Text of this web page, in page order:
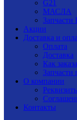
G21
МАСЛА
Акции
Доставка и
Оплата
Доставка
Как
Запчасти
О компании
Контакты